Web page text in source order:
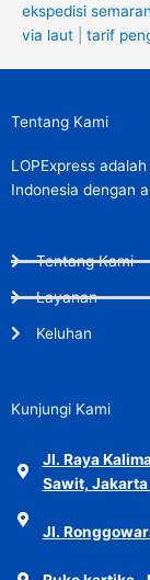
ekspedisi
via laut
tarif
Tentang Kami
LOPExpress
Indonesia dengan
Tentang Kami
Layanan
Keluhan
Kunjungi Kami
Jl. Raya
Sawit,
Jl.